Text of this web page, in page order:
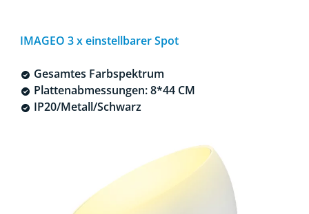
IMAGEO 3 x einstellbarer Spot
Gesamtes Farbspektrum
Plattenabmessungen: 8*44 CM
IP20/Metall/Schwarz